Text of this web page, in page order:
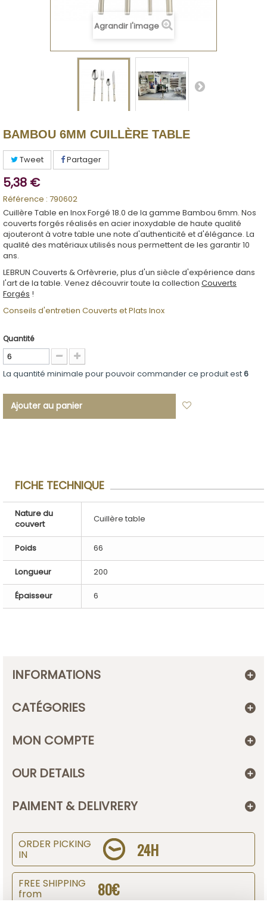
Agrandir l'image
BAMBOU 6MM CUILLÈRE TABLE
Tweet Partager
5,38 €
Référence : 790602
Cuillère Table en Inox Forgé 18.0 de la gamme Bambou 6mm. Nos
couverts forgés réalisés en acier inoxydable de haute qualité
ajouteront à votre table une note d'authenticité et d'élégance. La
qualité des matériaux utilisés nous permettent de les garantir 10
ans.
LEBRUN Couverts & Orfèvrerie, plus d'un siècle d'expérience dans
l'art de la table. Venez découvrir toute la collection Couverts
Forgés !
Conseils d'entretien Couverts et Plats Inox
Quantité
La quantité minimale pour pouvoir commander ce produit est6
Ajouter au panier
FICHE TECHNIQUE
Nature du
couvert
Cuillère table
Poids 66
Longueur 200
Épaisseur 6
INFORMATIONS
CATÉGORIES
MON COMPTE
OUR DETAILS
PAIMENT & DELIVRERY
ORDER PICKING
IN 24H
FREE SHIPPING
from 80€